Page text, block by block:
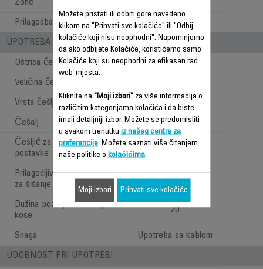
Zone
Prilagodba mikropostavki Okidač oštrice
UPOTREBA - STILOVI PRI ŠIŠANJU
Oštrica češlja za kosu
Veličina češlja za kosu
Vrsta češlja za kosu Fiksni
Češalj 4
Češljić za kosu- precizne
postavke
3 mm
Prilagodljivi raspon pozicija
za šišanje kose
1-14 mm
Dužina pozicija za šišanje
kose
20
Snaga Upotreba sa kablom
UDOBNOST PRI UPOTREBI
Možete pristati ili odbiti gore navedeno
klikom na "Prihvati sve kolačiće" ili "Odbij
kolačiće koji nisu neophodni". Napominjemo
da ako odbijete Kolačiće, koristićemo samo
Kolačiće koji su neophodni za efikasan rad
web-mjesta.
Kliknite na "Moji izbori"za više informacija o
različitim kategorijama kolačića i da biste
imali detaljniji izbor. Možete se predomisliti
u svakom trenutku iz našeg centra za
preferencije. Možete saznati više čitanjem
naše politike o kolačićima.
Moji izbori Prihvati sve kolačiće